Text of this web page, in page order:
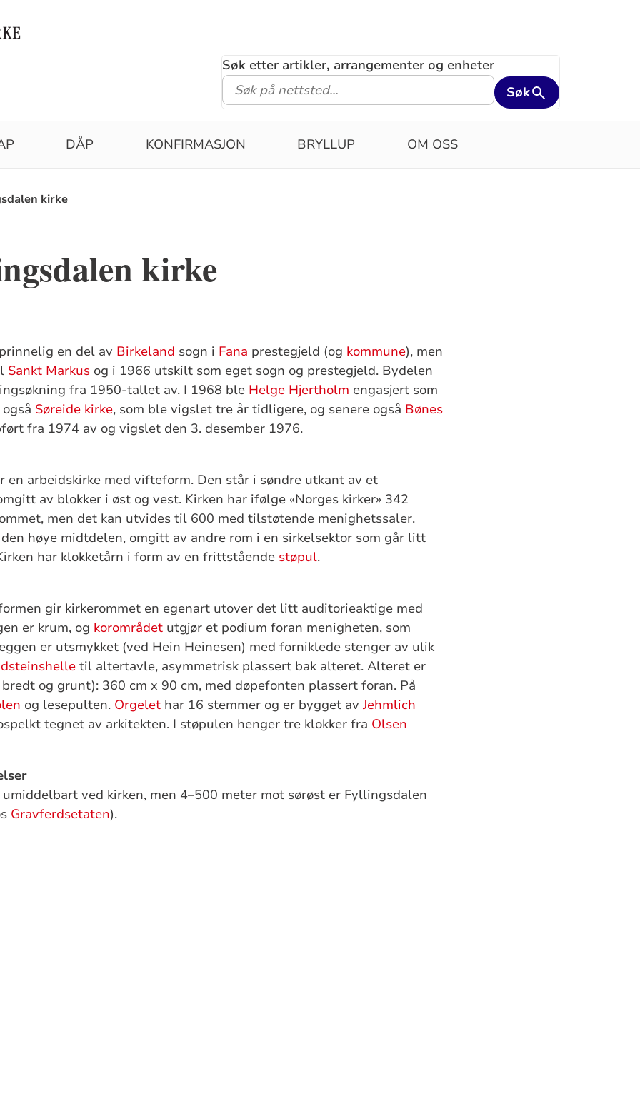
Søk etter artikler, arrangementer og enheter
Søk
DÅP KONFIRMASJON BRYLLUP OM OSS
kirke
kirke
en del av Birkeland sogn i Fana prestegjeld (og kommune), men
Sankt Markus og i 1966 utskilt som eget sogn og prestegjeld. Bydelen
fra 1950-tallet av. I 1968 ble Helge Hjertholm engasjert som
Søreide kirke, som ble vigslet tre år tidligere, og senere også Bønes
fra 1974 av og vigslet den 3. desember 1976.
en arbeidskirke med vifteform. Den står i søndre utkant av et
av blokker i øst og vest. Kirken har ifølge «Norges kirker» 342
men det kan utvides til 600 med tilstøtende menighetssaler.
høye midtdelen, omgitt av andre rom i en sirkelsektor som går litt
har klokketårn i form av en frittstående støpul.
gir kirkerommet en egenart utover det litt auditorieaktige med
er krum, og korområdet utgjør et podium foran menigheten, som
er utsmykket (ved Hein Heinesen) med forniklede stenger av ulik
til altertavle, asymmetrisk plassert bak alteret. Alteret er
og grunt): 360 cm x 90 cm, med døpefonten plassert foran. På
og lesepulten. Orgelet har 16 stemmer og er bygget av Jehmlich
tegnet av arkitekten. I støpulen henger tre klokker fra Olsen
ved kirken, men 4–500 meter mot sørøst er Fyllingsdalen
Gravferdsetaten).